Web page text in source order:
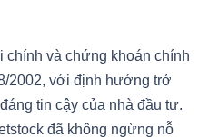
chính và chứng khoán chính
2002, với định hướng trở
tin cậy của nhà đầu tư.
đã không ngừng nỗ